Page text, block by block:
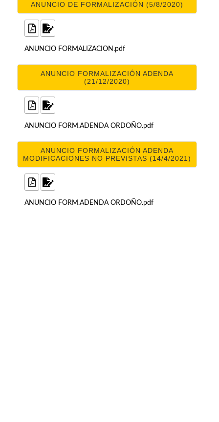
ANUNCIO DE FORMALIZACIÓN (5/8/2020)
ANUNCIO FORMALIZACION.pdf
ANUNCIO FORMALIZACIÓN ADENDA
(21/12/2020)
ANUNCIO FORM.ADENDA ORDOÑO.pdf
ANUNCIO FORMALIZACIÓN ADENDA
MODIFICACIONES NO PREVISTAS (14/4/2021)
ANUNCIO FORM.ADENDA ORDOÑO.pdf